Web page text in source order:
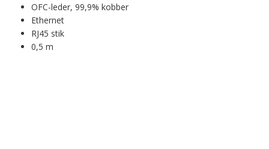
OFC-leder, 99,9% kobber
Ethernet
RJ45 stik
0,5 m